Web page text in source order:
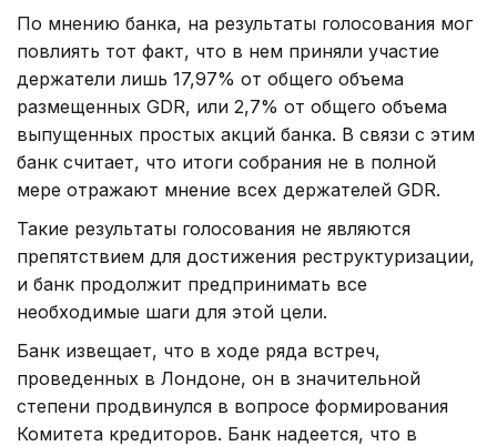
По мнению банка, на результаты голосования мог
повлиять тот факт, что в нем приняли участие
держатели лишь 17,97% от общего объема
размещенных GDR, или 2,7% от общего объема
выпущенных простых акций банка. В связи с этим
банк считает, что итоги собрания не в полной
мере отражают мнение всех держателей GDR.
Такие результаты голосования не являются
препятствием для достижения реструктуризации,
и банк продолжит предпринимать все
необходимые шаги для этой цели.
Банк извещает, что в ходе ряда встреч,
проведенных в Лондоне, он в значительной
степени продвинулся в вопросе формирования
Комитета кредиторов. Банк надеется, что в